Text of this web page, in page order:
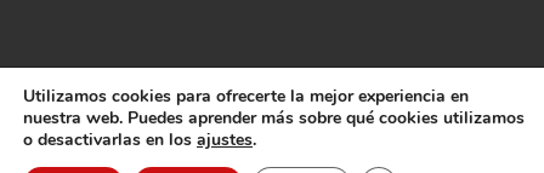
© 2026La Huella Digital– Todos los derechos reservados
Utilizamos cookies para ofrecerte la mejor experiencia en
nuestra web. Puedes aprender más sobre qué cookies utilizamos
o desactivarlas en los ajustes.